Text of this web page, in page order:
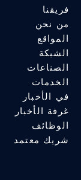
فريقنا
من نحن
المواقع
الشبكة
الصناعات
الخدمات
في الأخبار
غرفة الأخبار
الوظائف
شريك معتمد